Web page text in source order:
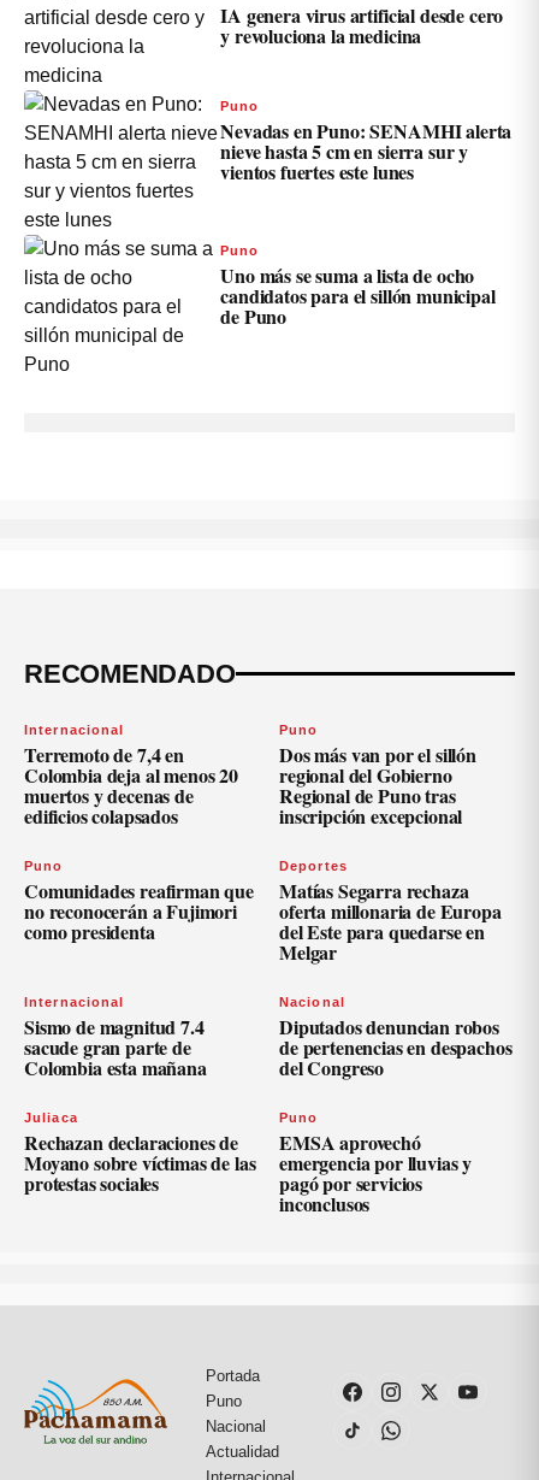
IA genera virus artificial desde cero
y revoluciona la medicina
Puno
Nevadas en Puno: SENAMHI alerta
nieve hasta 5 cm en sierra sur y
vientos fuertes este lunes
Puno
Uno más se suma a lista de ocho
candidatos para el sillón municipal
de Puno
RECOMENDADO
Internacional
Terremoto de 7,4 en
Colombia deja al menos 20
muertos y decenas de
edificios colapsados
Puno
Dos más van por el sillón
regional del Gobierno
Regional de Puno tras
inscripción excepcional
Puno
Comunidades reafirman que
no reconocerán a Fujimori
como presidenta
Deportes
Matías Segarra rechaza
oferta millonaria de Europa
del Este para quedarse en
Melgar
Internacional
Sismo de magnitud 7.4
sacude gran parte de
Colombia esta mañana
Nacional
Diputados denuncian robos
de pertenencias en despachos
del Congreso
Juliaca
Rechazan declaraciones de
Moyano sobre víctimas de las
protestas sociales
Puno
EMSA aprovechó
emergencia por lluvias y
pagó por servicios
inconclusos
Portada
Puno
Nacional
Actualidad